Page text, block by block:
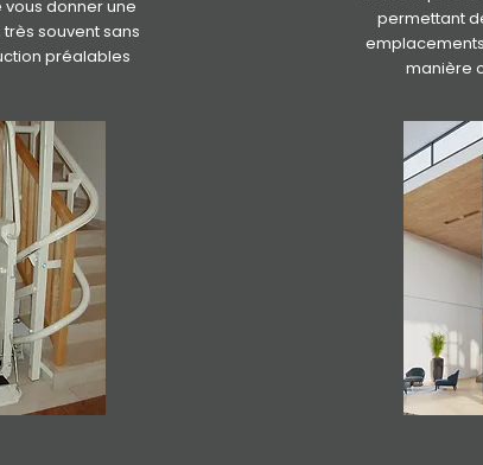
donner une
souvent sans
préalables
permettant
manière